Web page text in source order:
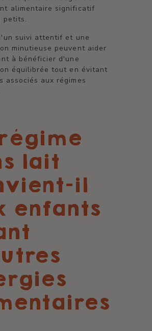
alimentaire significatif
petits.
suivi attentif et une
minutieuse peuvent aider
à bénéficier d'une
équilibrée tout en évitant
associés aux régimes
lait
il
enfants